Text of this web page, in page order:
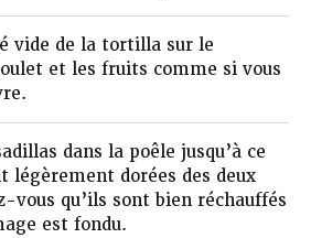
vide de la tortilla sur le
et les fruits comme si vous
dans la poêle jusqu’à ce
légèrement dorées des deux
vous qu’ils sont bien réchauffés
est fondu.